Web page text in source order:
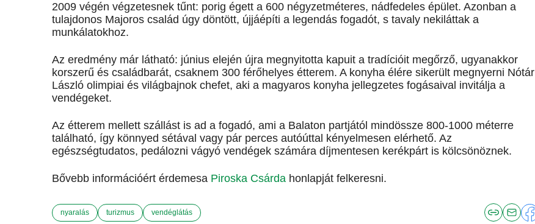
2009 végén végzetesnek tűnt: porig égett a 600 négyzetméteres, nádfedeles épület. Azonban a
tulajdonos Majoros család úgy döntött, újjáépíti a legendás fogadót, s tavaly nekiláttak a
munkálatokhoz.
Az eredmény már látható: június elején újra megnyitotta kapuit a tradícióit megőrző, ugyanakkor
korszerű és családbarát, csaknem 300 férőhelyes étterem. A konyha élére sikerült megnyerni Nótár
László olimpiai és világbajnok chefet, aki a magyaros konyha jellegzetes fogásaival invitálja a
vendégeket.
Az étterem mellett szállást is ad a fogadó, ami a Balaton partjától mindössze 800-1000 méterre
található, így könnyed sétával vagy pár perces autóúttal kényelmesen elérhető. Az
egészségtudatos, pedálozni vágyó vendégek számára díjmentesen kerékpárt is kölcsönöznek.
Bővebb információért érdemesa Piroska Csárda honlapját felkeresni.
nyaralás turizmus vendéglátás